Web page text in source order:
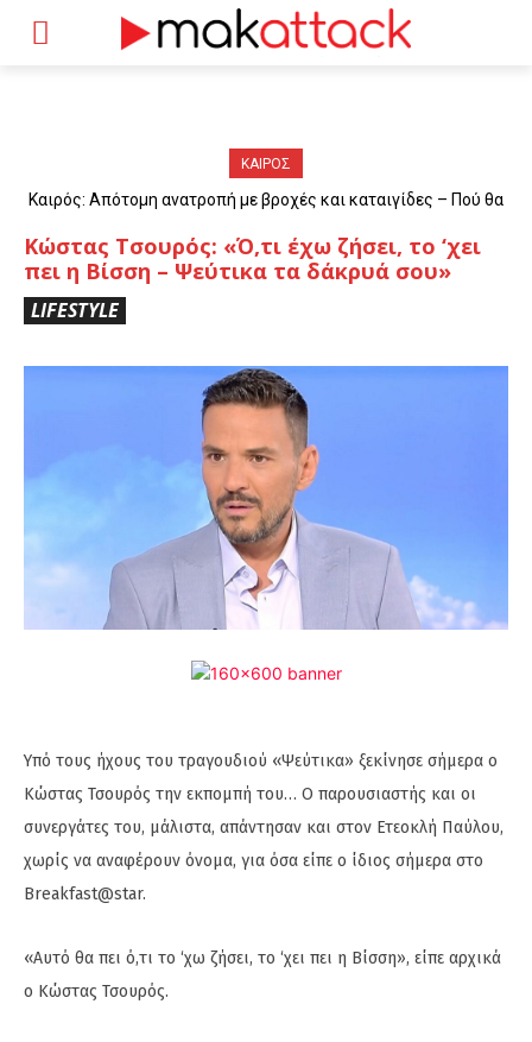
ΚΑΙΡΟΣ
Καιρός: Απότομη ανατροπή με βροχές και καταιγίδες – Πού θα
Κώστας Τσουρός: «Ό,τι έχω ζήσει, το ‘χει
πει η Βίσση – Ψεύτικα τα δάκρυά σου»
LIFESTYLE
Υπό τους ήχους του τραγουδιού «Ψεύτικα» ξεκίνησε σήμερα ο
Κώστας Τσουρός την εκπομπή του… Ο παρουσιαστής και οι
συνεργάτες του, μάλιστα, απάντησαν και στον Ετεοκλή Παύλου,
χωρίς να αναφέρουν όνομα, για όσα είπε ο ίδιος σήμερα στο
Breakfast@star.
«Αυτό θα πει ό,τι το ‘χω ζήσει, το ‘χει πει η Βίσση», είπε αρχικά
ο Κώστας Τσουρός.